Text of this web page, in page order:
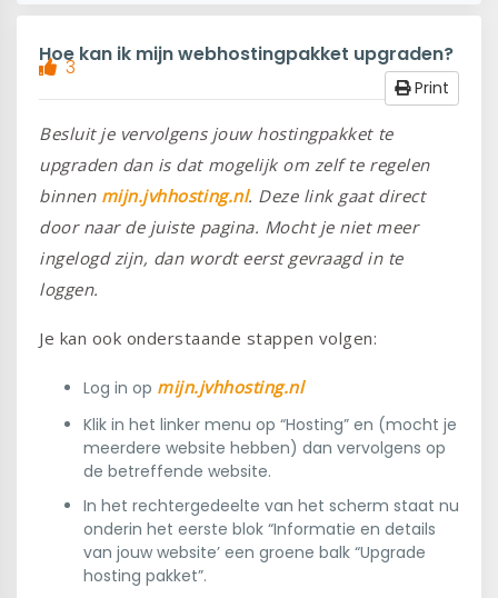
Hoe kan ik mijn webhostingpakket upgraden?
Print
3
Besluit je vervolgens jouw hostingpakket te
upgraden dan is dat mogelijk om zelf te regelen
binnen mijn.jvhhosting.nl. Deze link gaat direct
door naar de juiste pagina. Mocht je niet meer
ingelogd zijn, dan wordt eerst gevraagd in te
loggen.
Je kan ook onderstaande stappen volgen:
Log in op mijn.jvhhosting.nl
Klik in het linker menu op “Hosting” en (mocht je
meerdere website hebben) dan vervolgens op
de betreffende website.
In het rechtergedeelte van het scherm staat nu
onderin het eerste blok “Informatie en details
van jouw website’ een groene balk “Upgrade
hosting pakket”.